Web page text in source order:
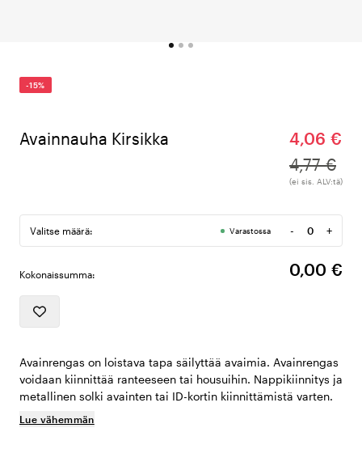
-15%
Avainnauha Kirsikka
4,06 €
4,77 €
(ei sis. ALV:tä)
Valitse määrä: Varastossa -
Määrä
+
Kokonaissumma: 0,00 €
Avainrengas on loistava tapa säilyttää avaimia. Avainrengas
voidaan kiinnittää ranteeseen tai housuihin. Nappikiinnitys ja
metallinen solki avainten tai ID-kortin kiinnittämistä varten.
Lue vähemmän